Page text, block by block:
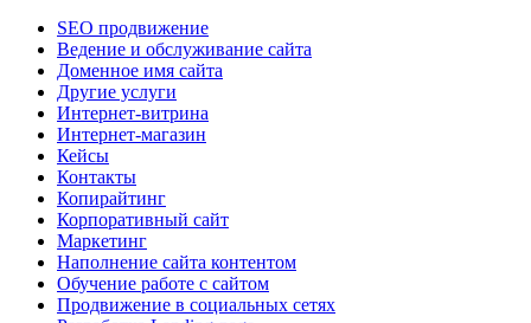
SEO продвижение
Ведение и обслуживание сайта
Доменное имя сайта
Другие услуги
Интернет-витрина
Интернет-магазин
Кейсы
Контакты
Копирайтинг
Корпоративный сайт
Маркетинг
Наполнение сайта контентом
Обучение работе с сайтом
Продвижение в социальных сетях